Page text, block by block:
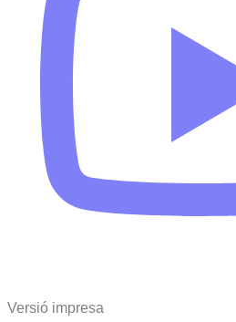
Versió impresa